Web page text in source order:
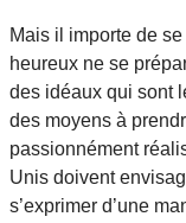
Mais il importe de
heureux ne se
des idéaux qui sont
des moyens à
passionnément
Unis doivent
s’exprimer d’une